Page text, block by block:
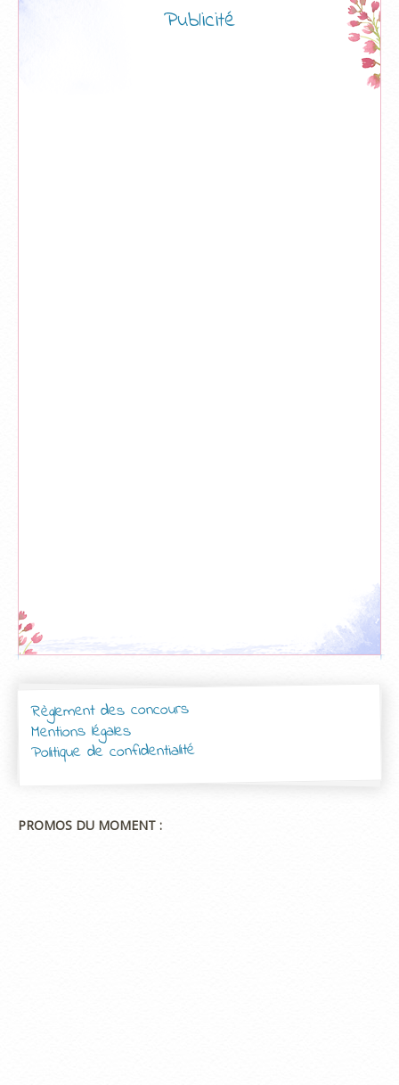
Publicité
Règlement des concours
Mentions légales
Politique de confidentialité
PROMOS DU MOMENT :